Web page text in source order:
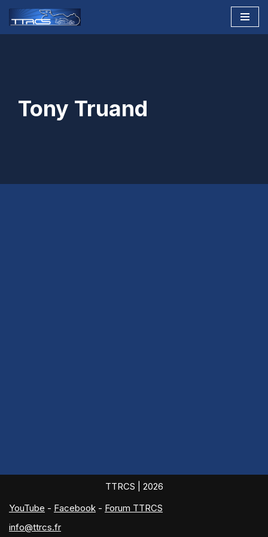
Aller
Tony Truand
TTRCS | 2026
YouTube - Facebook - Forum TTRCS
info@ttrcs.fr